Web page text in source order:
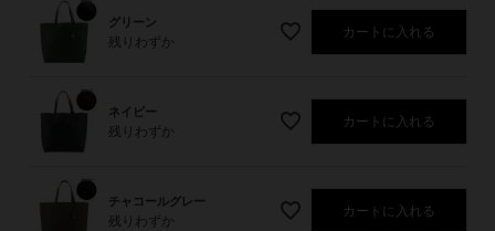
グリーン
残りわずか
カートに入れる
ネイビー
残りわずか
カートに入れる
チャコールグレー
残りわずか
カートに入れる